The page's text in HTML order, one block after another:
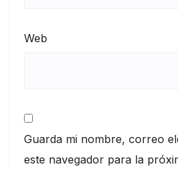
Web
Guarda mi nombre, correo
este navegador para la